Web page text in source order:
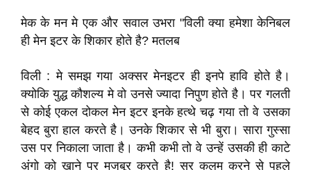
मेक के मन मे एक और सवाल उभरा "विली क्या हमेशा केनिबल
ही मेन इटर के शिकार होते है? मतलब
विली : मे समझ गया अक्सर मेनइटर ही इनपे हावि होते है।
क्योकि युद्ध कौशल्य मे वो उनसे ज्यादा निपुण होते है। पर गलती
से कोई एकल दोकल मेन इटर इनके हत्थे चढ़ गया तो वे उसका
बेहद बुरा हाल करते है। उनके शिकार से भी बुरा। सारा गुस्सा
उस पर निकाला जाता है। कभी कभी तो वे उन्हें उसकी ही काटे
अंगो को खाने पर मजबूर करते है! सर कलम करने से पहले